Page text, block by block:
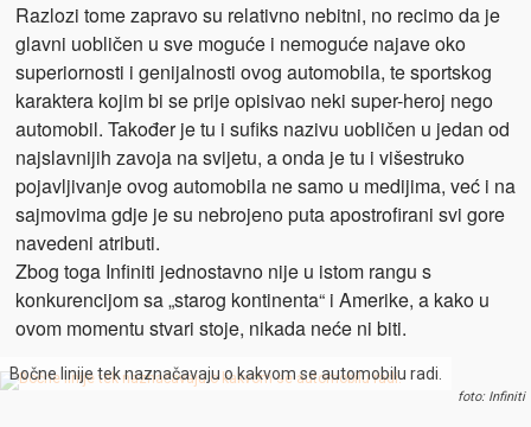
Razlozi tome zapravo su relativno nebitni, no recimo da je
glavni uobličen u sve moguće i nemoguće najave oko
superiornosti i genijalnosti ovog automobila, te sportskog
karaktera kojim bi se prije opisivao neki super-heroj nego
automobil. Također je tu i sufiks nazivu uobličen u jedan od
najslavnijih zavoja na svijetu, a onda je tu i višestruko
pojavljivanje ovog automobila ne samo u medijima, već i na
sajmovima gdje je su nebrojeno puta apostrofirani svi gore
navedeni atributi.
Zbog toga Infiniti jednostavno nije u istom rangu s
konkurencijom sa „starog kontinenta“ i Amerike, a kako u
ovom momentu stvari stoje, nikada neće ni biti.
Bočne linije tek naznačavaju o kakvom se automobilu radi.
foto: Infiniti